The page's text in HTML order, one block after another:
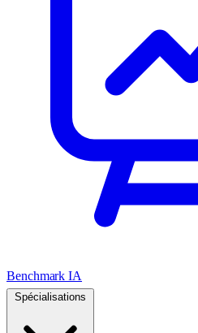
Benchmark IA